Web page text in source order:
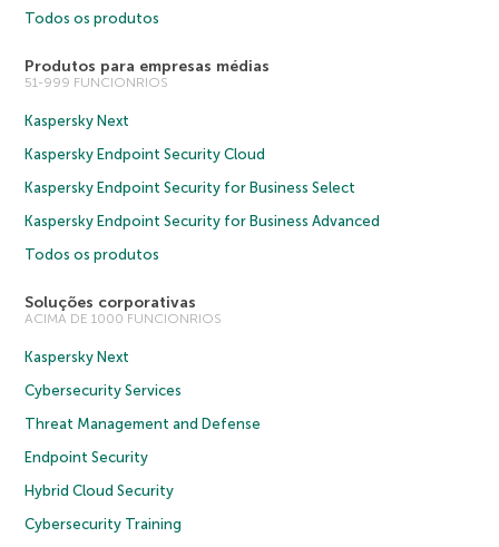
Todos os produtos
Produtos para empresas médias
51-999 FUNCIONRIOS
Kaspersky Next
Kaspersky Endpoint Security Cloud
Kaspersky Endpoint Security for Business Select
Kaspersky Endpoint Security for Business Advanced
Todos os produtos
Soluções corporativas
ACIMA DE 1000 FUNCIONRIOS
Kaspersky Next
Cybersecurity Services
Threat Management and Defense
Endpoint Security
Hybrid Cloud Security
Cybersecurity Training